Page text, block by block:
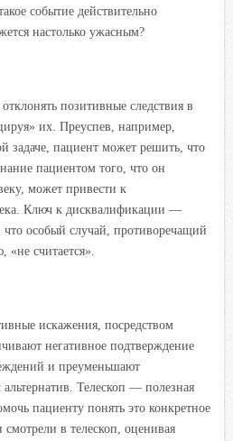
событие действительно
настолько ужасным?
позитивные следствия в
их. Преуспев, например,
задаче, пациент может решить, что
пациентом того, что он
может привести к
Ключ к дисквалификации —
особый случай, противоречащий
считается».
искажения, посредством
негативное подтверждение
и преуменьшают
Телескоп — полезная
пациенту понять это конкретное
в телескоп, оценивая